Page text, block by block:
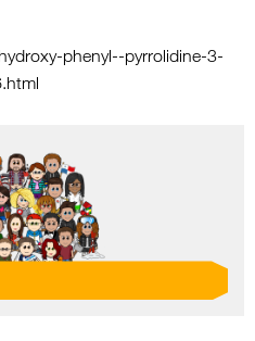
phenyl--pyrrolidine-3-